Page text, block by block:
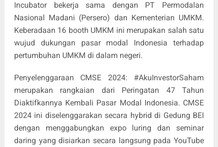
Incubator bekerja sama dengan PT Permodalan
Nasional Madani (Persero) dan Kementerian UMKM.
Keberadaan 16 booth UMKM ini merupakan salah satu
wujud dukungan pasar modal Indonesia terhadap
pertumbuhan UMKM di dalam negeri.
Penyelenggaraan CMSE 2024: #AkuInvestorSaham
merupakan rangkaian dari Peringatan 47 Tahun
Diaktifkannya Kembali Pasar Modal Indonesia. CMSE
2024 ini diselenggarakan secara hybrid di Gedung BEI
dengan menggabungkan expo luring dan seminar
daring yang disiarkan secara langsung pada YouTube